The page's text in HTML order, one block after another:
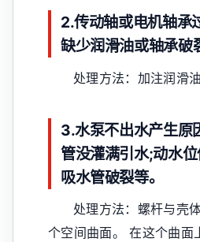
2.传动轴或电机轴承
缺少润滑油或轴承破
处理方法：加注润滑
3.水泵不出水产生原
管没灌满引水;动水
吸水管破裂等。
处理方法：螺杆与壳
个空间曲面。 在这个曲面